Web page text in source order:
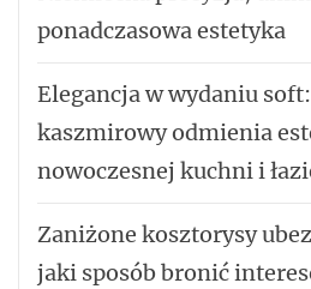
ponadczasowa estetyka
Elegancja w wydaniu
kaszmirowy odmienia
nowoczesnej kuchni i
Zaniżone kosztorysy
jaki sposób bronić